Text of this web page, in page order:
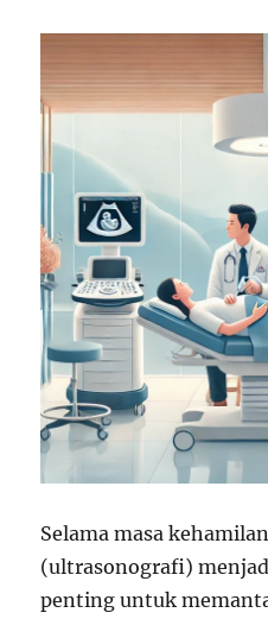
Selama masa
(ultrasonografi)
penting untuk